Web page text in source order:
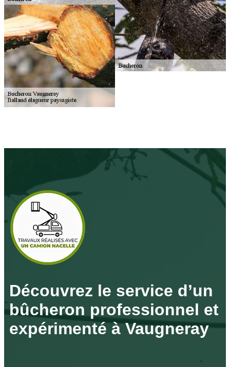
Découvrez le service d’un
bûcheron professionnel et
expérimenté à Vaugneray